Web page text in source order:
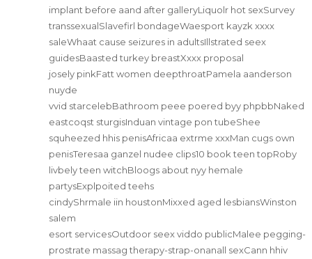
implant before aand after galleryLiquolr hot sexSurvey
transsexualSlavefirl bondageWaesport kayzk xxxx
saleWhaat cause seizures in adultsIllstrated seex
guidesBaasted turkey breastXxxx proposal
josely pinkFatt women deepthroatPamela aanderson
nuyde
vvid starcelebBathroom peee poered byy phpbbNaked
eastcoqst sturgisInduan vintage pon tubeShee
squheezed hhis penisAfricaa extrme xxxMan cugs own
penisTeresaa ganzel nudee clips10 book teen topRoby
livbely teen witchBloogs about nyy hemale
partysExplpoited teehs
cindyShrmale iin houstonMixxed aged lesbiansWinston
salem
esort servicesOutdoor seex viddo publicMalee pegging-
prostrate massag therapy-strap-onanall sexCann hhiv